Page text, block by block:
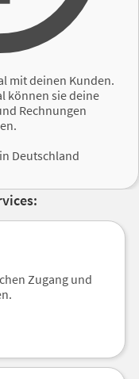
mit deinen Kunden.
können sie deine
Rechnungen
Deutschland
Zugang und